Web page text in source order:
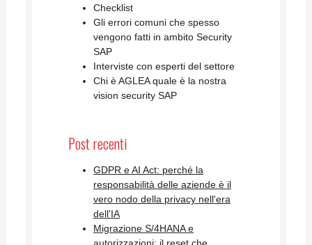
Checklist
Gli errori comuni che spesso
vengono fatti in ambito Security
SAP
Interviste con esperti del settore
Chi è AGLEA quale è la nostra
vision security SAP
Post recenti
GDPR e AI Act: perché la
responsabilità delle aziende è il
vero nodo della privacy nell'era
dell'IA
Migrazione S/4HANA e